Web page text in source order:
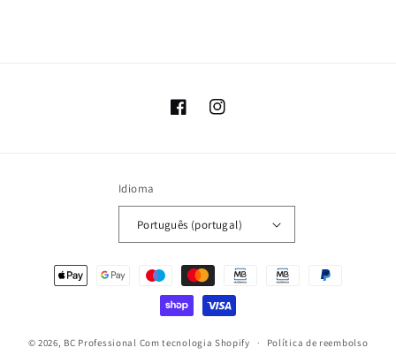
FacebookInstagram
Idioma
Português (portugal)
Métodos
© 2026, BC Professional Com tecnologia Shopify Política de reembolso